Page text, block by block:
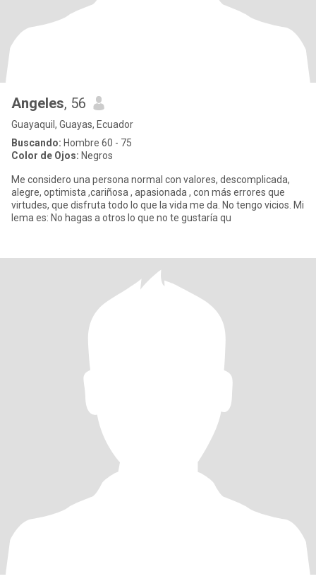
Angeles, 56
Guayaquil, Guayas, Ecuador
Buscando: Hombre 60 - 75
Color de Ojos: Negros
Me considero una persona normal con valores, descomplicada,
alegre, optimista ,cariñosa , apasionada , con más errores que
virtudes, que disfruta todo lo que la vida me da. No tengo vicios. Mi
lema es: No hagas a otros lo que no te gustaría qu